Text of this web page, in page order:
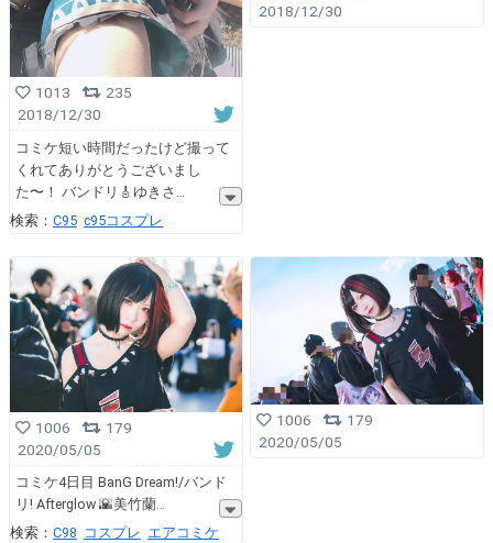
1013
235
2018/12/30
コミケ短い時間だったけど撮って
くれてありがとうございまし
た〜！ バンドリ🎸ゆきさ
検索： C95 c95コスプレ
2018/12/30
1006
179
2020/05/05
コミケ4日目 BanG Dream!/バンド
リ! Afterglow 🌇美竹蘭
検索： C98 コスプレ エアコミケ
1006
179
2020/05/05